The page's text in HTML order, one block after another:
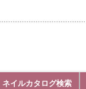
ネイルカタログ検索